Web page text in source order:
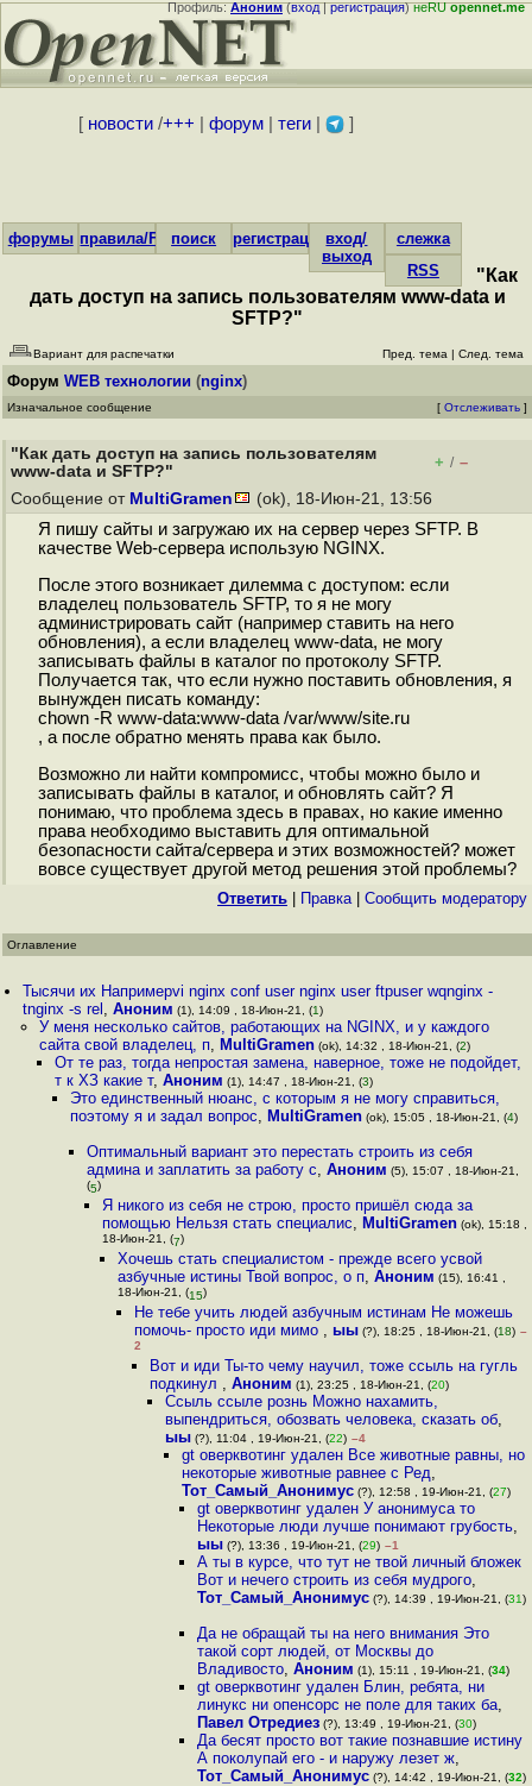
Профиль:Аноним(вход|регистрация)неRUopennet.me
[ новости/+++ форум| теги| ]
форумы правила/FAQпоиск регистрациявход/
выход
слежка
RSS
"Как
дать доступ на запись пользователям www-data и
SFTP?"
Вариант для распечатки Пред. тема | След. тема
Форум WEB технологии (nginx)
Изначальное сообщение [ Отслеживать ]
"Как дать доступ на запись пользователям
www-data и SFTP?"
+ / –
Сообщение от MultiGramen (ok), 18-Июн-21, 13:56
Я пишу сайты и загружаю их на сервер через SFTP. В
качестве Web-сервера использую NGINX.
После этого возникает дилемма с доступом: если
владелец пользователь SFTP, то я не могу
администрировать сайт (например ставить на него
обновления), а если владелец www-data, не могу
записывать файлы в каталог по протоколу SFTP.
Получается так, что если нужно поставить обновления, я
вынужден писать команду:
chown -R www-data:www-data /var/www/site.ru
, а после обратно менять права как было.
Возможно ли найти компромисс, чтобы можно было и
записывать файлы в каталог, и обновлять сайт? Я
понимаю, что проблема здесь в правах, но какие именно
права необходимо выставить для оптимальной
безопасности сайта/сервера и этих возможностей? может
вовсе существует другой метод решения этой проблемы?
Ответить Правка| Cообщить модератору
Оглавление
Тысячи их Напримерvi nginx conf user nginx user ftpuser wqnginx -
tnginx -s rel ,Аноним (1), 14:09 , 18-Июн-21, (1)
У меня несколько сайтов, работающих на NGINX, и у каждого
сайта свой владелец, п, MultiGramen(ok), 14:32 , 18-Июн-21, (2)
От те раз, тогда непростая замена, наверное, тоже не подойдет,
т к ХЗ какие т, Аноним (1), 14:47 , 18-Июн-21, (3)
Это единственный нюанс, с которым я не могу справиться,
поэтому я и задал вопрос, MultiGramen (ok), 15:05 , 18-Июн-21, (4)
Оптимальный вариант это перестать строить из себя
админа и заплатить за работу с, Аноним (5), 15:07 , 18-Июн-21,
(5)
Я никого из себя не строю, просто пришёл сюда за
помощью Нельзя стать специалис, MultiGramen(ok), 15:18 ,
18-Июн-21, (7)
Хочешь стать специалистом - прежде всего усвой
азбучные истины Твой вопрос, о п,Аноним (15), 16:41 ,
18-Июн-21, (15)
Не тебе учить людей азбучным истинам Не можешь
помочь- просто иди мимо , ыы(?), 18:25 , 18-Июн-21, (18) –
2
Вот и иди Ты-то чему научил, тоже ссыль на гугль
подкинул , Аноним (1), 23:25 , 18-Июн-21, (20)
Ссыль ссыле рознь Можно нахамить,
выпендриться, обозвать человека, сказать об,
ыы (?), 11:04 , 19-Июн-21, (22) –4
gt оверквотинг удален Все животные равны, но
некоторые животные равнее с Ред,
Тот_Самый_Анонимус(?), 12:58 , 19-Июн-21, (27)
gt оверквотинг удален У анонимуса то
Некоторые люди лучше понимают грубость,
ыы(?), 13:36 , 19-Июн-21, (29) –1
А ты в курсе, что тут не твой личный бложек
Вот и нечего строить из себя мудрого,
Тот_Самый_Анонимус(?), 14:39 , 19-Июн-21, (31)
Да не обращай ты на него внимания Это
такой сорт людей, от Москвы до
Владивосто, Аноним (1), 15:11 , 19-Июн-21, (34)
gt оверквотинг удален Блин, ребята, ни
линукс ни опенсорс не поле для таких ба,
Павел Отредиез(?), 13:49 , 19-Июн-21, (30)
Да бесят просто вот такие познавшие истину
А поколупай его - и наружу лезет ж,
Тот_Самый_Анонимус(?), 14:42 , 19-Июн-21, (32)